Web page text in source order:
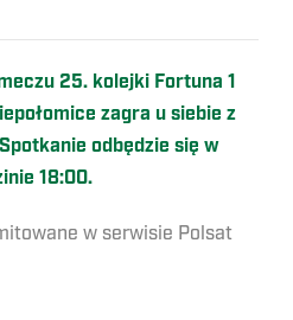
25. kolejki Fortuna 1
zagra u siebie z
odbędzie się w
18:00.
w serwisie Polsat